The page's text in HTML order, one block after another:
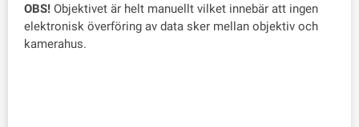
OBS! Objektivet är helt manuellt vilket innebär att ingen
elektronisk överföring av data sker mellan objektiv och
kamerahus.